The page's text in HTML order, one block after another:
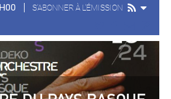
S'ABONNER À L'ÉMISSION